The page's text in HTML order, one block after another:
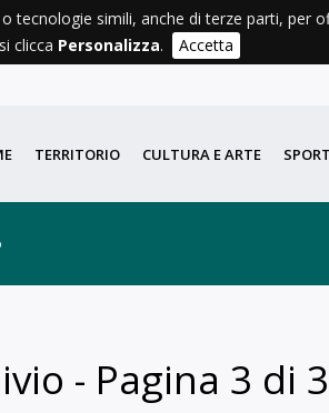
TERRITORIO CULTURA E ARTE
- Pagina 3 di
tecnologie simili, anche di terze parti, per
clicca Personalizza. Accetta